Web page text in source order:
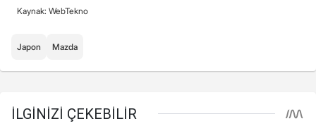
Kaynak: WebTekno
Japon Mazda